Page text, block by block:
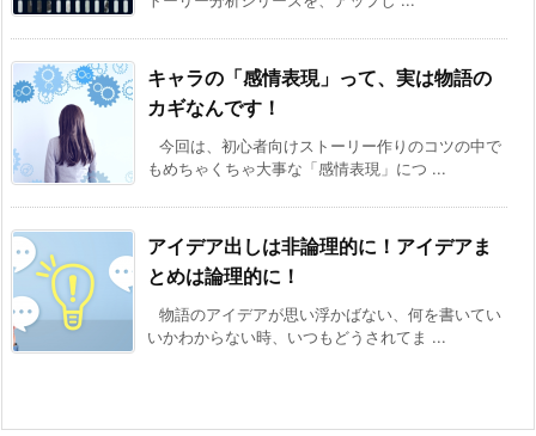
キャラの「感情表現」って、実は物語の
カギなんです！
今回は、初心者向けストーリー作りのコツの中で
もめちゃくちゃ大事な「感情表現」につ ...
アイデア出しは非論理的に！アイデアま
とめは論理的に！
物語のアイデアが思い浮かばない、何を書いてい
いかわからない時、いつもどうされてま ...